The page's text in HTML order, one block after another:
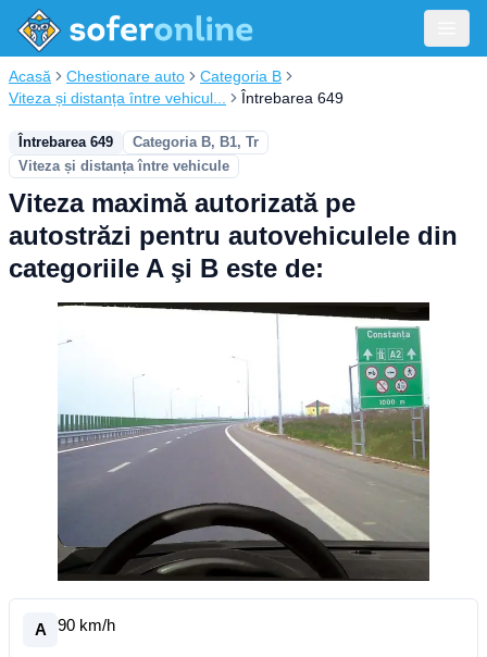
Acasă Chestionare auto
Categoria B
Viteza și distanța între vehicul...
Întrebarea 649
Întrebarea 649
Categoria B, B1, Tr
Viteza și distanța între vehicule
Viteza maximă autorizată pe
autostrăzi pentru autovehiculele din
categoriile A şi B este de:
A 90 km/h